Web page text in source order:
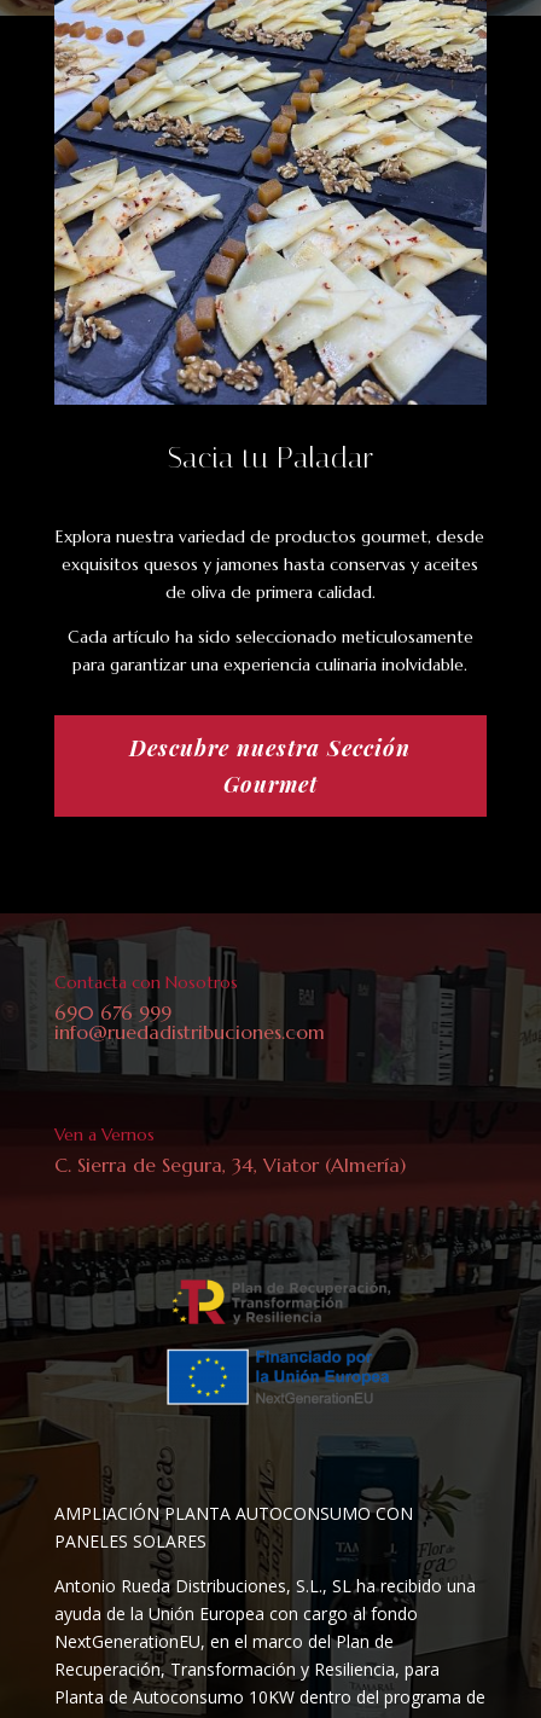
Sacia tu Paladar
Explora nuestra variedad de productos gourmet, desde
exquisitos quesos y jamones hasta conservas y aceites
de oliva de primera calidad.
Cada artículo ha sido seleccionado meticulosamente
para garantizar una experiencia culinaria inolvidable.
Descubre nuestra Sección
Gourmet
Contacta con Nosotros
690 676 999
info@ruedadistribuciones.com
Ven a Vernos
C. Sierra de Segura, 34, Viator (Almería)
AMPLIACIÓN PLANTA AUTOCONSUMO CON
PANELES SOLARES
Antonio Rueda Distribuciones, S.L., SL ha recibido una
ayuda de la Unión Europea con cargo al fondo
NextGenerationEU, en el marco del Plan de
Recuperación, Transformación y Resiliencia, para
Planta de Autoconsumo 10KW dentro del programa de